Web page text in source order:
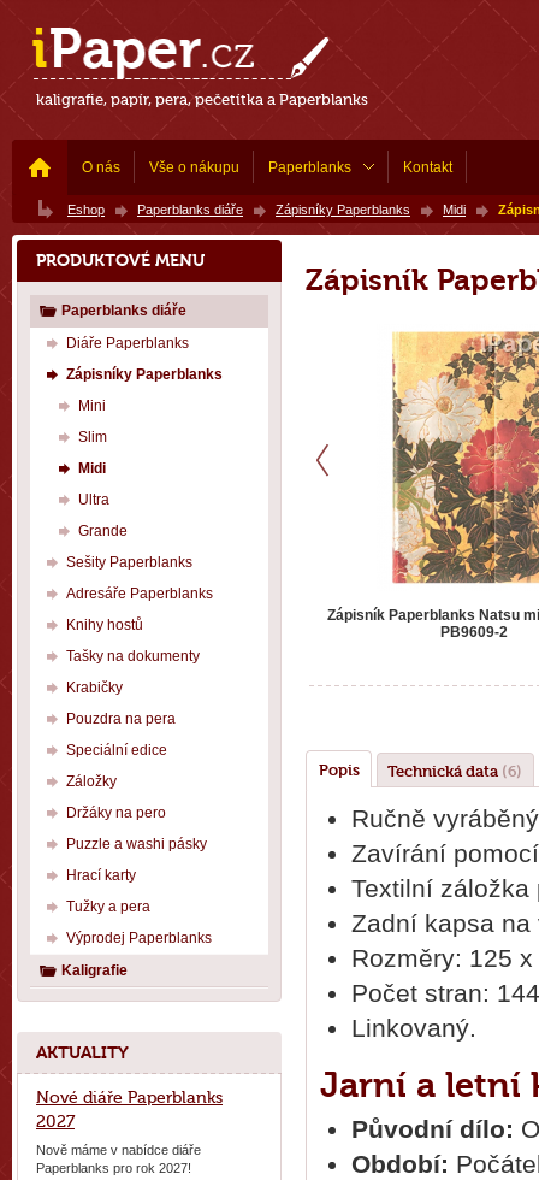
kaligrafie, papír, pera, pečetítka a Paperblanks
O nás Vše o nákupu Paperblanks Kontakt
Eshop Paperblanks diáře Zápisníky Paperblanks Midi
Zápisník
Zápisník Paperblanks Natsu
PB9609-2
Popis Technická data (6)
Ručně
Zavírání
Textilní záložka
Zadní kapsa na
Rozměry: 125
Počet stran:
Linkovaný.
Jarní a letní
Původní dílo:
Období:
PRODUKTOVÉ MENU
Paperblanks diáře
Diáře Paperblanks
Zápisníky Paperblanks
Mini
Slim
Midi
Ultra
Grande
Sešity Paperblanks
Adresáře Paperblanks
Knihy hostů
Tašky na dokumenty
Krabičky
Pouzdra na pera
Speciální edice
Záložky
Držáky na pero
Puzzle a washi pásky
Hrací karty
Tužky a pera
Výprodej Paperblanks
Kaligrafie
AKTUALITY
Nové diáře Paperblanks
2027
Nově máme v nabídce diáře
Paperblanks pro rok 2027!